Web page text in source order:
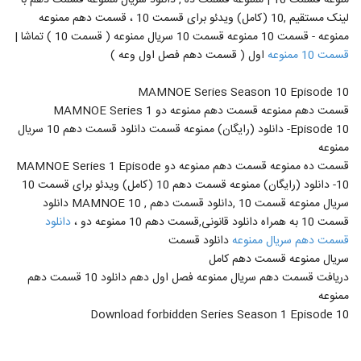
32 کامل
۱,۰۱۷ بازدید
34
دانلود قسمت 14 ممنوعه (فصل 2)(قسمت
اول) | قسمت چهاردهم ممنوعه (online)
فصل دوم قسمت 1
35
قسمت 2 فصل 2 سریال ممنوعه (کامل)
(قانونی) | دانلود قسمت دوم فصل دوم ممنوعه
(online) بدون سانسور و رایگان'
۳,۹۷۳ بازدید
36 (سریال) | فصل دوم قسمت دوم ممنوعه
(online)۱۴,۴۷۸ بازدید
لینک مستقیم ,10 (کامل) ویدئو برای قسمت 10 ، قسمت دهم ممنوعه
ممنوعه - قسمت 10 ممنوعه قسمت 10 سریال ممنوعه ( قسمت 10 ) تماشا |
قسمت 10 ممنوعه
اول ( قسمت دهم فصل اول وعه )
MAMNOE Series Season 10 Episode 10
قسمت دهم ممنوعه قسمت دهم ممنوعه دو MAMNOE Series 1
Episode 10- دانلود (رایگان) ممنوعه قسمت دانلود قسمت دهم 10 سریال
ممنوعه
قسمت ده ممنوعه قسمت دهم ممنوعه دو MAMNOE Series 1 Episode
10- دانلود (رایگان) ممنوعه قسمت دهم 10 (کامل) ویدئو برای قسمت 10
سریال ممنوعه قسمت 10 ,دانلود قسمت دهم , MAMNOE 10 دانلود
قسمت 10 به همراه دانلود قانونی,قسمت دهم 10 ممنوعه دو ،
دانلود
قسمت دهم سریال ممنوعهدانلود قسمت
سریال ممنوعه قسمت دهم کامل
دریافت قسمت دهم سریال ممنوعه فصل اول دهم دانلود 10 قسمت دهم
ممنوعه
Download forbidden Series Season 1 Episode 10